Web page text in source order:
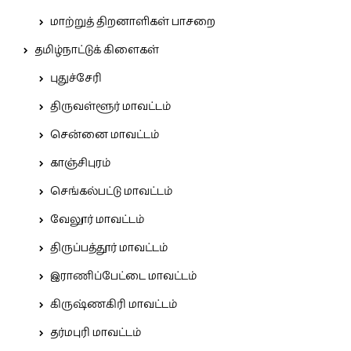
மாற்றுத் திறனாளிகள் பாசறை
தமிழ்நாட்டுக் கிளைகள்
புதுச்சேரி
திருவள்ளூர் மாவட்டம்
சென்னை மாவட்டம்
காஞ்சிபுரம்
செங்கல்பட்டு மாவட்டம்
வேலூர் மாவட்டம்
திருப்பத்தூர் மாவட்டம்
இராணிப்பேட்டை மாவட்டம்
கிருஷ்ணகிரி மாவட்டம்
தர்மபுரி மாவட்டம்